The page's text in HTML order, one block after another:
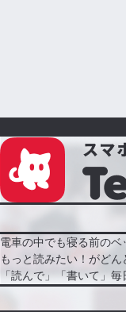
電車の中でも寝る前のベ
もっと読みたい！がどん
「読んで」「書いて」